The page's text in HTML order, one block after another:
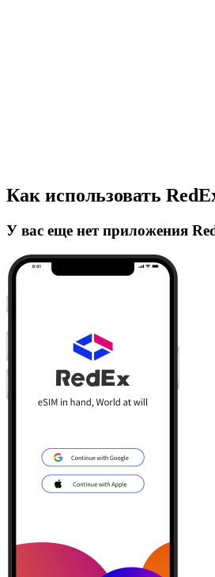
Как использовать
У вас еще нет приложения